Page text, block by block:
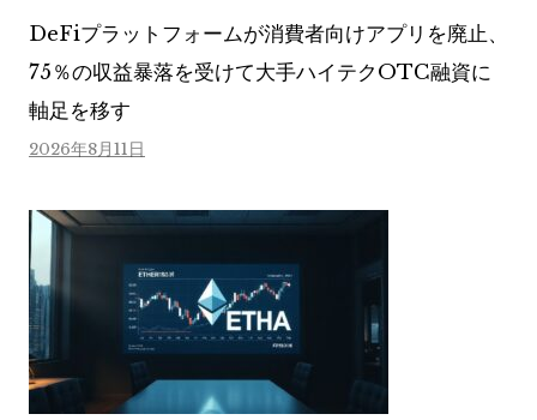
DeFiプラットフォームが消費者向けアプリを廃止、
75％の収益暴落を受けて大手ハイテクOTC融資に
軸足を移す
2026年8月11日